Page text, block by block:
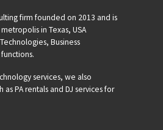
firm founded on 2013 and is
in Texas, USA
Business
services, we also
PA rentals and DJ services for